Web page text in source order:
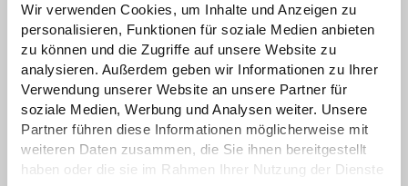
Wir verwenden Cookies, um Inhalte und Anzeigen zu
personalisieren, Funktionen für soziale Medien anbieten
zu können und die Zugriffe auf unsere Website zu
analysieren. Außerdem geben wir Informationen zu Ihrer
Verwendung unserer Website an unsere Partner für
soziale Medien, Werbung und Analysen weiter. Unsere
Partner führen diese Informationen möglicherweise mit
weiteren Daten zusammen, die Sie ihnen bereitgestellt
haben oder die sie im Rahmen Ihrer Nutzung der Dienste
Wasserschaden im Haus
Wasserschaden in der Mietwohnung
MOBILE SANITÄRLÖSUNGEN
Mobile Dusche mieten
Mobiles Bad mieten
Mobile Küche mieten